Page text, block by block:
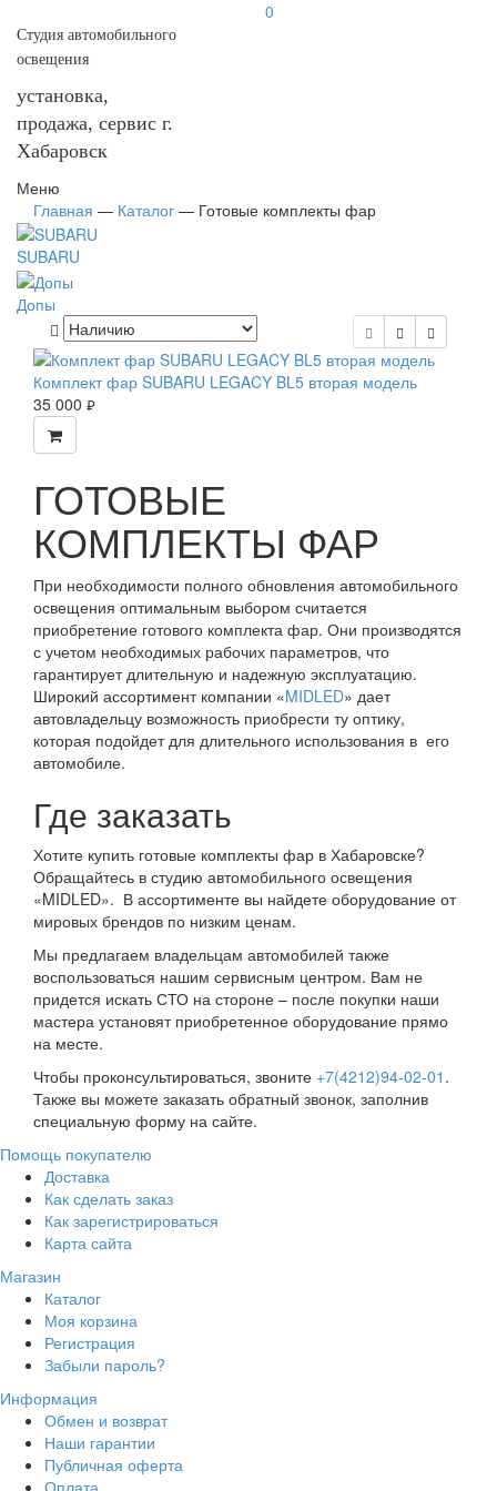
Студия автомобильного
освещения
установка,
продажа, сервис г.
Хабаровск
0
Меню
Главная — Каталог — Готовые комплекты фар
SUBARU
Допы
Комплект фар SUBARU LEGACY BL5 вторая модель
35 000 руб.
ГОТОВЫЕ
КОМПЛЕКТЫ ФАР
При необходимости полного обновления автомобильного
освещения оптимальным выбором считается
приобретение готового комплекта фар. Они производятся
с учетом необходимых рабочих параметров, что
гарантирует длительную и надежную эксплуатацию.
Широкий ассортимент компании «MIDLED» дает
автовладельцу возможность приобрести ту оптику,
которая подойдет для длительного использования в его
автомобиле.
Где заказать
Хотите купить готовые комплекты фар в Хабаровске?
Обращайтесь в студию автомобильного освещения
«MIDLED». В ассортименте вы найдете оборудование от
мировых брендов по низким ценам.
Мы предлагаем владельцам автомобилей также
воспользоваться нашим сервисным центром. Вам не
придется искать СТО на стороне – после покупки наши
мастера установят приобретенное оборудование прямо
на месте.
Чтобы проконсультироваться, звоните +7(4212)94-02-01 .
Также вы можете заказать обратный звонок, заполнив
специальную форму на сайте.
Помощь покупателю
Доставка
Как сделать заказ
Как зарегистрироваться
Карта сайта
Магазин
Каталог
Моя корзина
Регистрация
Забыли пароль?
Информация
Обмен и возврат
Наши гарантии
Публичная оферта
Оплата